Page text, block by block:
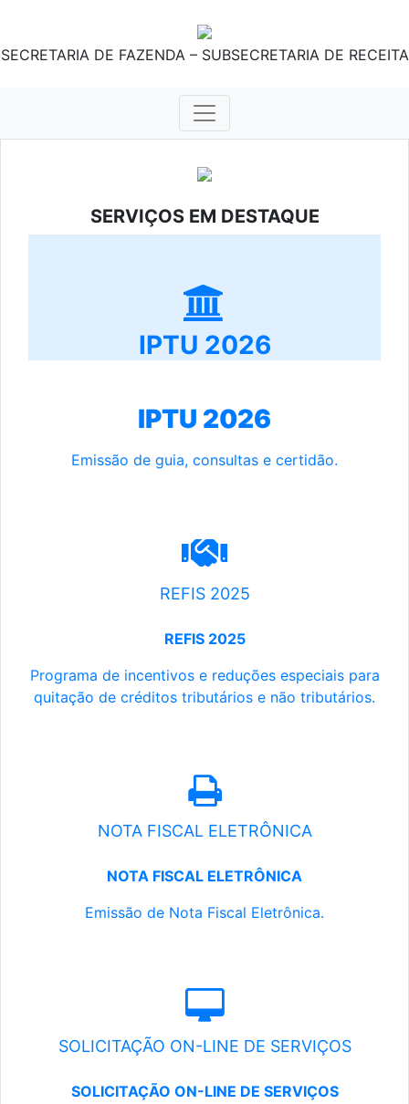
SECRETARIA DE FAZENDA – SUBSECRETARIA DE RECEITA
SERVIÇOS EM DESTAQUE
IPTU 2026
IPTU 2026
Emissão de guia, consultas e certidão.
REFIS 2025
REFIS 2025
Programa de incentivos e reduções especiais para
quitação de créditos tributários e não tributários.
NOTA FISCAL ELETRÔNICA
NOTA FISCAL ELETRÔNICA
Emissão de Nota Fiscal Eletrônica.
SOLICITAÇÃO ON-LINE DE SERVIÇOS
SOLICITAÇÃO ON-LINE DE SERVIÇOS